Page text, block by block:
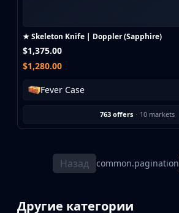
★ Skeleton Knife | Doppler (Sapphire)
$1,375.00
$1,280.00
Fever Case
763 offers · 10 markets
Назад common.pagination
Другие категории